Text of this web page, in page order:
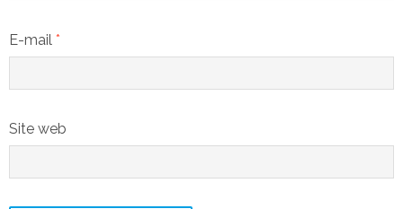
E-mail *
Site web